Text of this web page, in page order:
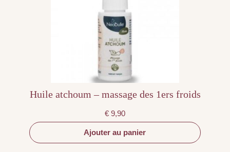
Huile atchoum – massage des 1ers froids
€ 9,90
Ajouter au panier